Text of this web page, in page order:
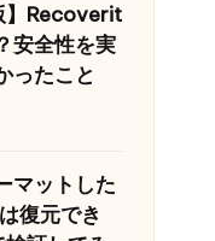
】Recoverit
安全性を実
ったこと
マットした
復元でき